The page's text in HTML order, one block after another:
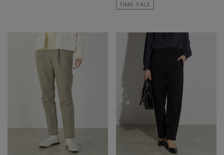
TIME SALE